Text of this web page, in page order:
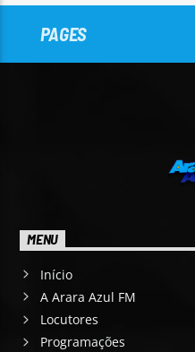
PAGES
MENU
Início
A Arara Azul FM
Locutores
Programações